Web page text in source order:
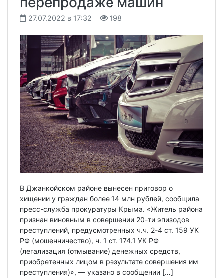
27.07.2022 в 17:32 198
В Джанкойском районе вынесен приговор о
хищении у граждан более 14 млн рублей, сообщила
пресс-служба прокуратуры Крыма. «Житель района
признан виновным в совершении 20-ти эпизодов
преступлений, предусмотренных ч.ч. 2-4 ст. 159 УК
РФ (мошенничество), ч. 1 ст. 174.1 УК РФ
(легализация (отмывание) денежных средств,
приобретенных лицом в результате совершения им
преступления)», — указано в сообщении […]